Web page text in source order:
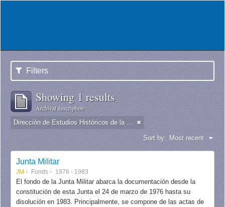
Filters
Showing 1 results
Archival description
Dirección de Estudios Históricos de la Fuerza Aérea
Sort by: Most recent
Junta Militar
JM Fonds 1976 - 1983
El fondo de la Junta Militar abarca la documentación desde la
constitución de esta Junta el 24 de marzo de 1976 hasta su
disolución en 1983. Principalmente, se compone de las actas de